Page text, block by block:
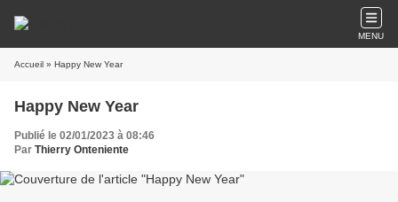
MENU
Accueil » Happy New Year
Happy New Year
Publié le 02/01/2023 à 08:46
Par Thierry Onteniente